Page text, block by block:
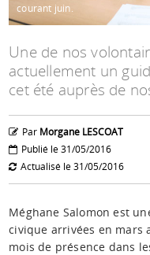
courant juin.
Une de nos
actuellement un
cet été auprès de
Par Morgane LESCOAT
Publié le 31/05/2016
Actualisé le 31/05/2016
Méghane Salomon est
civique arrivées en mars
mois de présence dans